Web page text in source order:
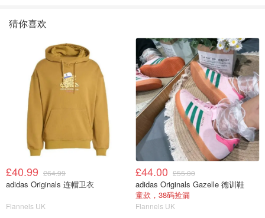
猜你喜欢
£40.99 £64.99
adidas Originals 连帽卫衣
Flannels UK
£44.00 £55.00
adidas Originals Gazelle 德训鞋
童款，38码捡漏
Flannels UK